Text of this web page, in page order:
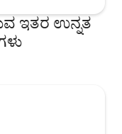
ಇತರ ಉನ್ನತ